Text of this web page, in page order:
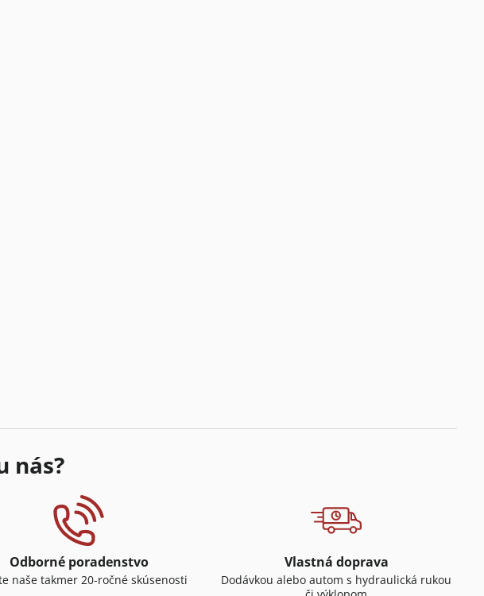
nás?
Odborné poradenstvo
naše takmer 20-ročné skúsenosti
Vlastná doprava
Dodávkou alebo autom s hydraulická rukou